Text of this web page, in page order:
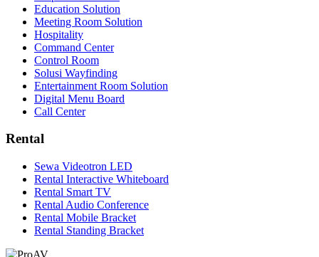
Education Solution
Meeting Room Solution
Hospitality
Command Center
Control Room
Solusi Wayfinding
Entertainment Room Solution
Digital Menu Board
Call Center
Rental
Sewa Videotron LED
Rental Interactive Whiteboard
Rental Smart TV
Rental Audio Conference
Rental Mobile Bracket
Rental Standing Bracket